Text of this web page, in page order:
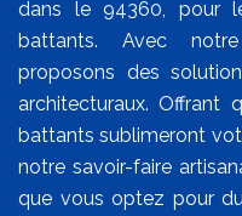
dans le 94360, pour
battants. Avec
proposons des
architecturaux. Offrant
battants sublimeront
notre savoir-faire
que vous optez pour